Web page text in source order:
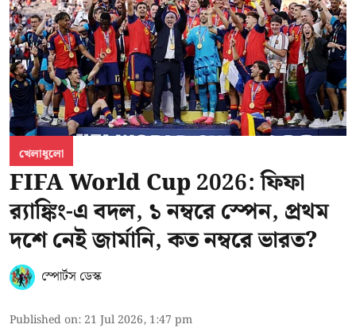
খেলাধুলো
FIFA World Cup 2026: ফিফা
র‍্যাঙ্কিং-এ বদল, ১ নম্বরে স্পেন, প্রথম
দশে নেই জার্মানি, কত নম্বরে ভারত?
স্পোর্টস ডেস্ক
Published on: 21 Jul 2026, 1:47 pm